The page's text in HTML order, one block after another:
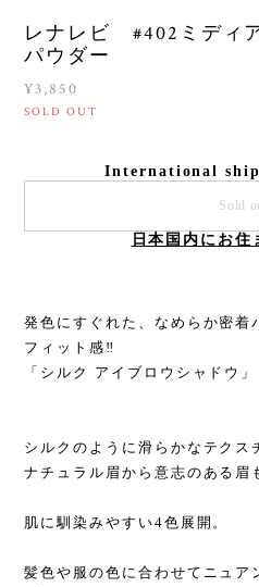
レナレビ #402ミディ
パウダー
¥3,850
SOLD OUT
International
Sold
日本国内にお住
発色にすぐれた、なめらか密着
フィット感‼︎
「シルク アイブロウシャドウ」
シルクのように滑らかなテクス
ナチュラル眉から意志のある眉
肌に馴染みやすい4色展開。
髪色や服の色に合わせてニュア